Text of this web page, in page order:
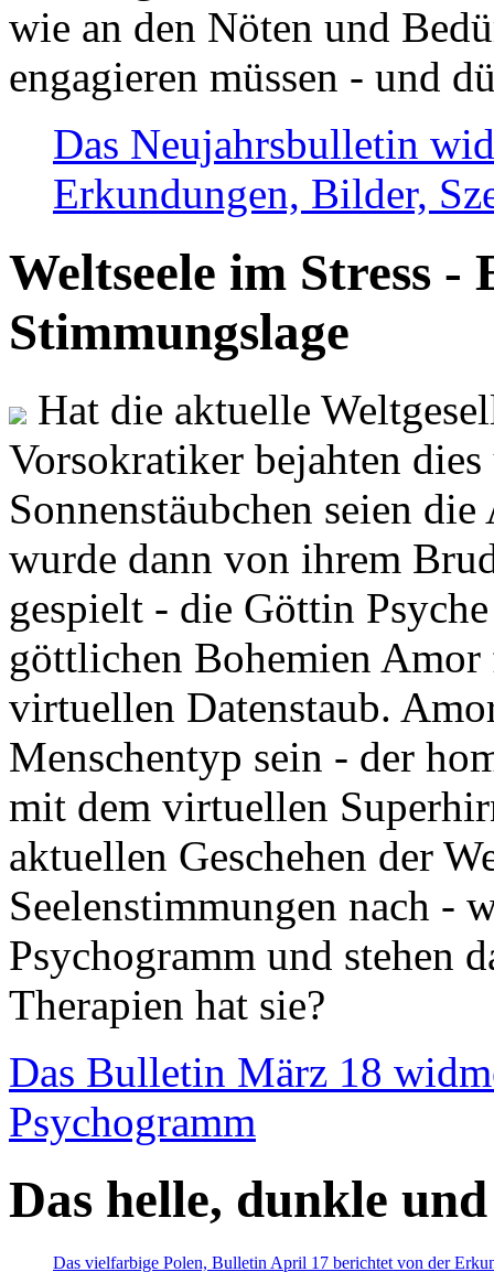
wie an den Nöten und
engagieren müssen - und
Das Neujahrsbulletin
Erkundungen, Bilder,
Weltseele im Stress -
Stimmungslage
Hat die aktuelle
Vorsokratiker bejahten
Sonnenstäubchen seien
wurde dann von ihrem
gespielt - die Göttin
göttlichen Bohemien
virtuellen Datenstaub.
Menschentyp sein - der
mit dem virtuellen
aktuellen Geschehen der
Seelenstimmungen nach -
Psychogramm und stehen
Therapien hat sie?
Das Bulletin März 18
Psychogramm
Das helle, dunkle
Das vielfarbige Polen, Bulletin April 17 berichtet von der